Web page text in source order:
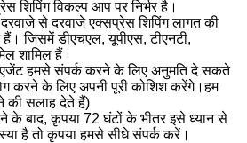
शिपिंग विकल्प आप पर निर्भर है।
से दरवाजे एक्सप्रेस शिपिंग लागत की
जिसमें डीएचएल, यूपीएस, टीएनटी,
शामिल हैं।
एजेंट हमसे संपर्क करने के लिए अनुमति दे सकते
करने के लिए अपनी पूरी कोशिश करेंगे।हम
की सलाह देते हैं)
के बाद, कृपया 72 घंटों के भीतर इसे ध्यान से
है तो कृपया हमसे सीधे संपर्क करें।